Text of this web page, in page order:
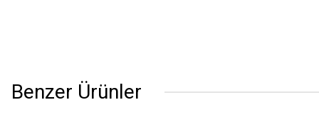
Benzer Ürünler